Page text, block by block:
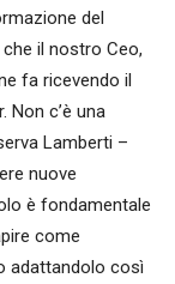
del
il nostro Ceo,
fa ricevendo il
Non c’è una
Lamberti –
nuove
è fondamentale
come
adattandolo così